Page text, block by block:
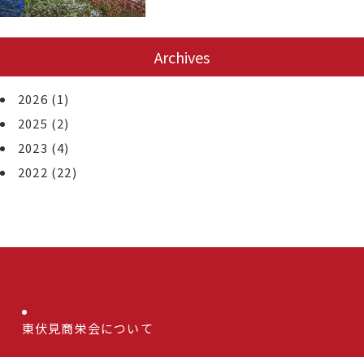
Archives
2026 (1)
2025 (2)
2023 (4)
2022 (22)
東伏見商栄会について